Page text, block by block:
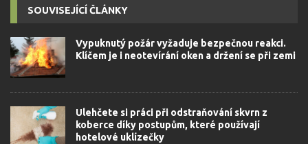
SOUVISEJÍCÍ ČLÁNKY
Vypuknutý požár vyžaduje bezpečnou reakci.
Klíčem je i neotevírání oken a držení se při zemi
Ulehčete si práci při odstraňování skvrn z
koberce díky postupům, které používají
hotelové uklízečky